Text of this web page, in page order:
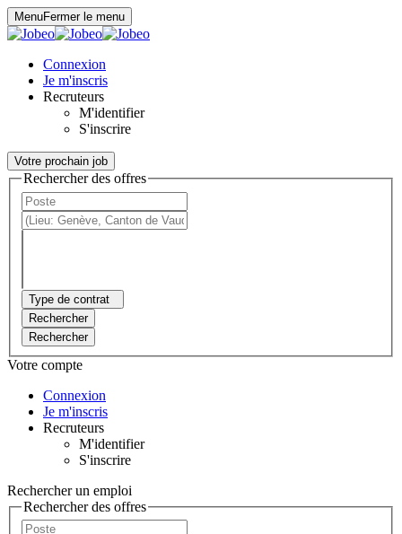
MenuFermer le menu
Connexion
Je m'inscris
Recruteurs
M'identifier
S'inscrire
Votre prochain job
Rechercher des offres
Type de contrat
Rechercher
Rechercher
Votre compte
Connexion
Je m'inscris
Recruteurs
M'identifier
S'inscrire
Rechercher un emploi
Rechercher des offres
Panneau de gestion des cookies